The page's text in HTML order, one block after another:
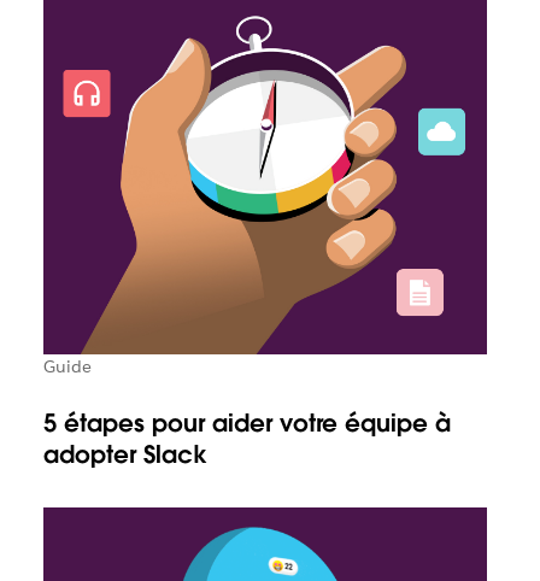
Guide
5 étapes pour aider votre équipe à
adopter Slack